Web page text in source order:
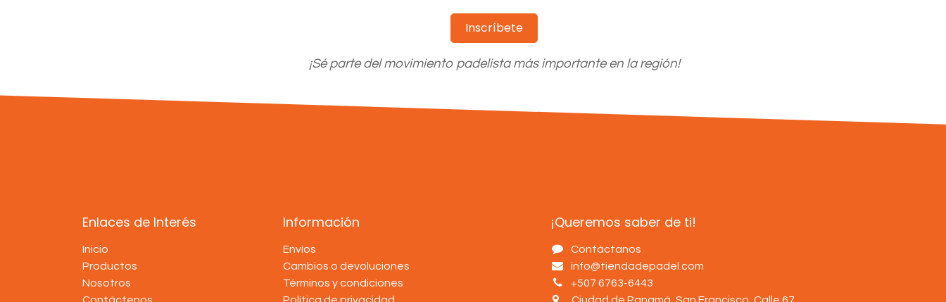
Inscríbete
¡Sé parte del movimiento padelista más importante en la región!
Enlaces de Interés
Inicio
Productos
Nosotros
Información
Envíos
Cambios o devoluciones
Términos y condiciones
¡Queremos saber de ti!
Contáctanos
info@tiendadepadel.com
+507 6763-6443